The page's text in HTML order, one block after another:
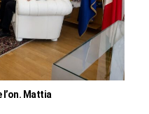
Mattia